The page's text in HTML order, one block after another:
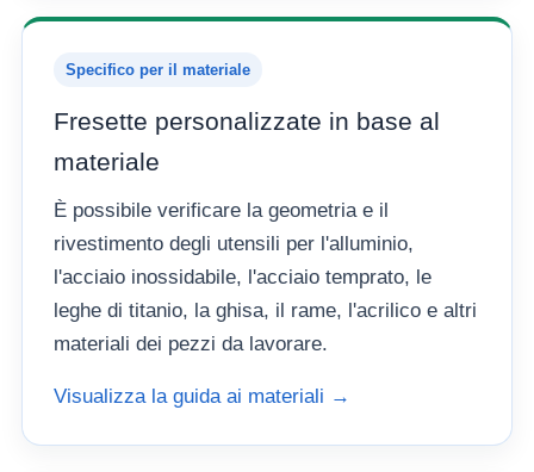
Specifico per il materiale
Fresette personalizzate in base al
materiale
È possibile verificare la geometria e il
rivestimento degli utensili per l'alluminio,
l'acciaio inossidabile, l'acciaio temprato, le
leghe di titanio, la ghisa, il rame, l'acrilico e altri
materiali dei pezzi da lavorare.
Visualizza la guida ai materiali →